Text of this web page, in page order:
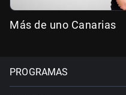
Más de uno Canarias
PROGRAMAS